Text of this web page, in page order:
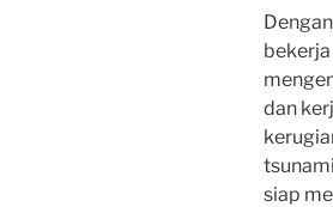
dan
siap